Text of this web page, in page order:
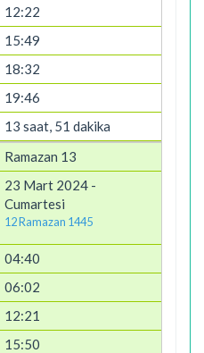
12:22
15:49
18:32
19:46
13 saat, 51 dakika
Ramazan 13
23 Mart 2024 -
Cumartesi
12 Ramazan 1445
04:40
06:02
12:21
15:50